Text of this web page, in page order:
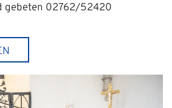
gebeten 02762/52420